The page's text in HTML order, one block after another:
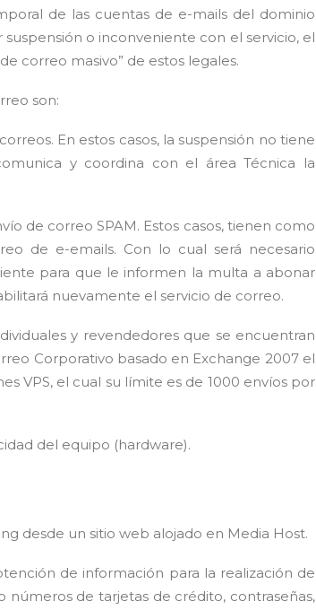
de las cuentas de e-mails del dominio
o inconveniente con el servicio, el
correo masivo” de estos legales.
son:
En estos casos, la suspensión no tiene
y coordina con el área Técnica la
de correo SPAM. Estos casos, tienen como
de e-emails. Con lo cual será necesario
para que le informen la multa a abonar
nuevamente el servicio de correo.
y revendedores que se encuentran
Corporativo basado en Exchange 2007 el
VPS, el cual su límite es de 1000 envíos por
del equipo (hardware).
desde un sitio web alojado en Media Host.
de información para la realización de
de tarjetas de crédito, contraseñas,